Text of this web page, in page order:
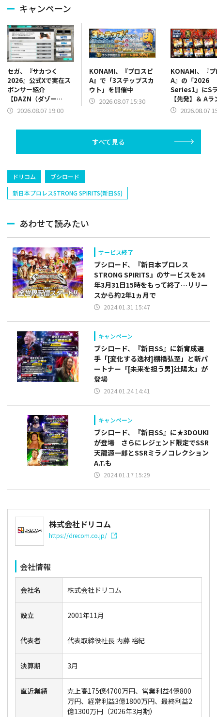
キャンペーン
セガ、『サカつく
2026』公式Xで実在ス
ポンサー紹介
【DAZN（ダゾー
ン）】篇をポスト
2026.08.07 19:00
KONAMI、『プロスピ
A』で「3ステップスカ
ウト」を開催中
2026.08.07 15:30
KONAMI、『
A』の「2026
Series1」にS
【先発】＆ Aラ
【野手】新登
塁手)、持丸泰
捕手)など
2026.08.07
すべて見る
ドリコム
ブシロード
新日本プロレスSTRONG SPIRITS(新日SS)
あわせて読みたい
サービス終了
ブシロード、『新日本プロレス
STRONG SPIRITS』のサービスを24
年3月31日15時をもって終了…リリー
スから約2年1ヵ月で
2024.01.31 15:47
キャンペーン
ブシロード、『新日SS』に新育成選
手「[変化する逸材]棚橋弘至」と新パ
ートナー「[未来を担う男]辻陽太」が
登場
2024.01.24 14:41
キャンペーン
ブシロード、『新日SS』に★3DOUKI
が登場 さらにレジェンド限定でSSR
天龍源一郎とSSRミラノコレクション
A.T.も
2024.01.17 15:29
株式会社ドリコム
https://drecom.co.jp/
会社情報
会社名 株式会社ドリコム
設立 2001年11月
代表者 代表取締役社長 内藤 裕紀
決算期 3月
直近業績
売上高175億4700万円、営業利益4億800
万円、経常利益3億1800万円、最終利益2
億1300万円（2026年3月期）